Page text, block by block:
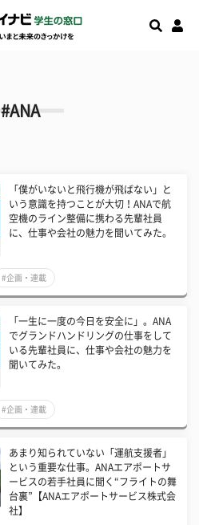
#ANA
「僕がいないと飛行機が飛ばない」と
いう意識を持つことが大切！ANAで航
空機のライン整備に携わる先輩社員
に、仕事や会社の魅力を聞いてみた。
#企画・連載
「一生に一度の今日を安全に」。ANA
でグランドハンドリングの仕事をして
いる先輩社員に、仕事や会社の魅力を
聞いてみた。
#企画・連載
あまり知られていない「運航支援者」
という重要な仕事。ANAエアポートサ
ービスの若手社員に聞く“フライトの舞
台裏”【ANAエアポートサービス株式会
社】